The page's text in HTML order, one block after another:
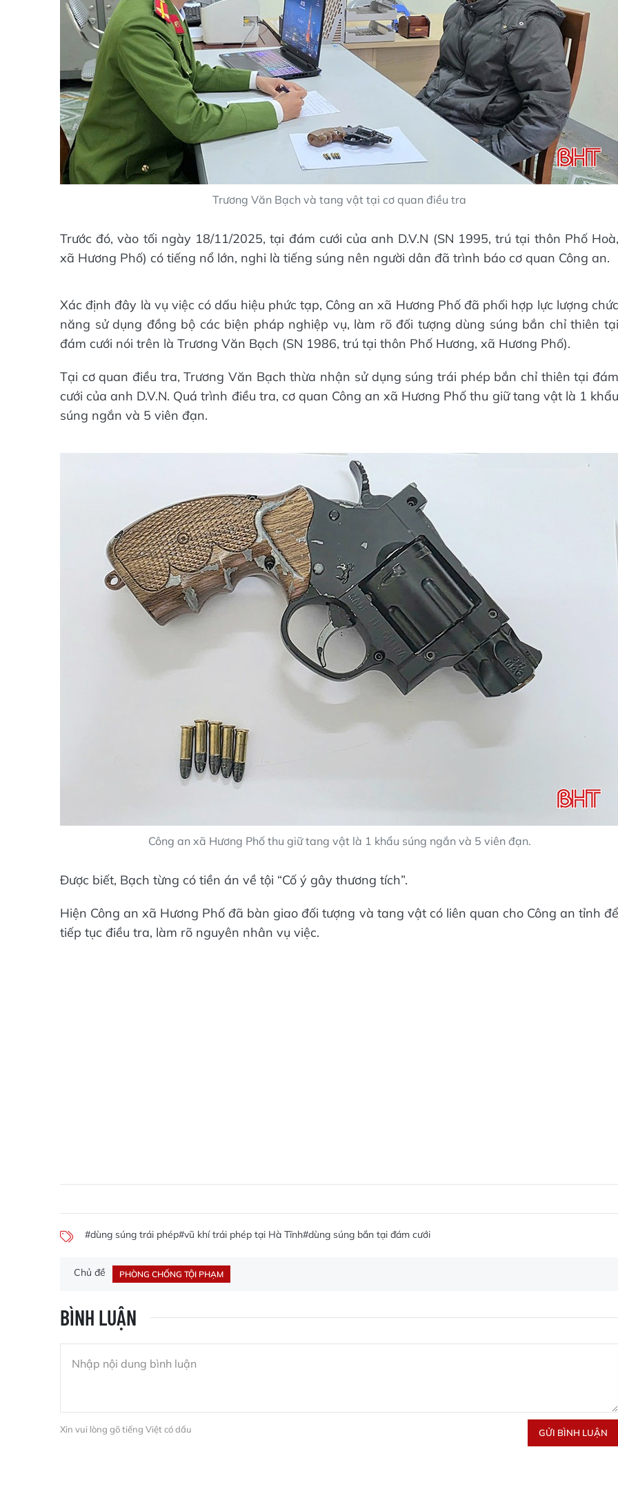
Trương Văn Bạch và tang vật tại cơ quan điều tra
Trước đó, vào tối ngày 18/11/2025, tại đám cưới của anh D.V.N (SN 1995, trú tại thôn Phố Hoà,
xã Hương Phố) có tiếng nổ lớn, nghi là tiếng súng nên người dân đã trình báo cơ quan Công an.
Xác định đây là vụ việc có dấu hiệu phức tạp, Công an xã Hương Phố đã phối hợp lực lượng chức
năng sử dụng đồng bộ các biện pháp nghiệp vụ, làm rõ đối tượng dùng súng bắn chỉ thiên tại
đám cưới nói trên là Trương Văn Bạch (SN 1986, trú tại thôn Phố Hương, xã Hương Phố).
Tại cơ quan điều tra, Trương Văn Bạch thừa nhận sử dụng súng trái phép bắn chỉ thiên tại đám
cưới của anh D.V.N. Quá trình điều tra, cơ quan Công an xã Hương Phố thu giữ tang vật là 1 khẩu
súng ngắn và 5 viên đạn.
Công an xã Hương Phố thu giữ tang vật là 1 khẩu súng ngắn và 5 viên đạn.
Được biết, Bạch từng có tiền án về tội “Cố ý gây thương tích”.
Hiện Công an xã Hương Phố đã bàn giao đối tượng và tang vật có liên quan cho Công an tỉnh để
tiếp tục điều tra, làm rõ nguyên nhân vụ việc.
#dùng súng trái phép#vũ khí trái phép tại Hà Tĩnh#dùng súng bắn tại đám cưới
Chủ đề PHÒNG CHỐNG TỘI PHẠM
BÌNH LUẬN
Xin vui lòng gõ tiếng Việt có dấu GỬI BÌNH LUẬN